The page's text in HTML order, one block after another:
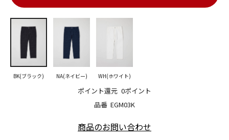
品番 EGM03K
ポイント還元 0ポイント
BK(ブラック) NA(ネイビー) WH(ホワイト)
商品のお問い合わせ